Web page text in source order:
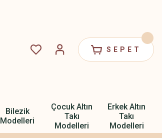
SEPET
Bilezik
Modelleri
Çocuk Altın
Takı
Modelleri
Erkek Altın
Takı
Modelleri